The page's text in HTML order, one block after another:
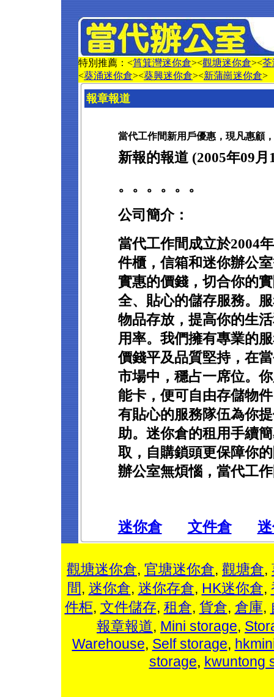
特別推薦：<筲箕灣迷你倉><觀塘迷你倉><荃
<葵涌迷你倉><葵興迷你倉><新蒲崗迷你倉>
報章報道
當代工作間新用戶優惠，現凡惠顧
新報的報道 (2005年09月
。。。。。。
公司簡介：
當代工作間成立於2004
件櫃，信箱和迷你辦公
實惠的價錢，切合你的
全、貼心的儲存服務。
物品存放，提高你的生
用率。我們擁有專業的
價錢平及品質堅持，在
市場中，穩占一席位。
能卡，便可自由存儲物
有貼心的服務隊伍為你
助。迷你倉的租用手續
取，自購鎖頭更保障你
辦公室無煩惱，當代工
迷你倉 文件倉
觀塘迷你倉, 官塘迷你倉, 觀塘倉,
間, 迷你倉, 迷你存倉, HK迷你倉,
件柜, 文件儲存, 租倉, 貨倉, 倉庫,
報章報道, Mini storage,
Warehouse, Self storage,
storage, kwuntong